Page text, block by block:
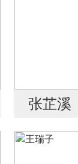
张芷溪